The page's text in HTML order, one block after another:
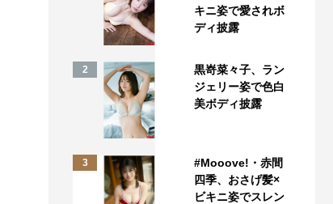
キニ姿で愛されボ
ディ披露
2
黒嵜菜々子、ラン
ジェリー姿で色白
美ボディ披露
3
#Mooove!・赤間
四季、おさげ髪×
ビキニ姿でスレン